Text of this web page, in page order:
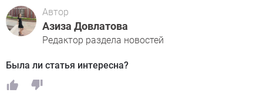
Автор
Азиза Довлатова
Редактор раздела новостей
Была ли статья интересна?